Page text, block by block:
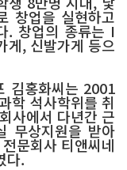
창업을 실현하고
. 창업의 종류는 I
게, 신발가게 등으
김홍화씨는 2001
학 석사학위를 취
사에서 다년간 근
무상지원을 받아
문회사 티앤씨네
다.